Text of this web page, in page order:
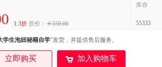
1.3折 原价： ￥550.00
库存
55333
学生泡妞秘籍自学"发货，并提供售后服务。
立即购买 加入购物车